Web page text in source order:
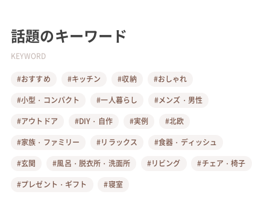
話題のキーワード
KEYWORD
#おすすめ #キッチン #収納
#おしゃれ
#小型・コンパクト
#一人暮らし
#メンズ・男性
#アウトドア
#DIY・自作 #実例
#北欧
#家族・ファミリー
#リラックス
#食器・ディッシュ
#玄関
#風呂・脱衣所・洗面所 #リビング
#チェア・椅子
#プレゼント・ギフト
#寝室